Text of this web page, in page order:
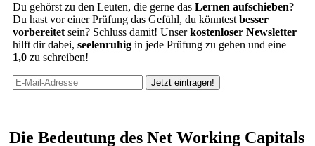
Du gehörst zu den Leuten, die gerne das Lernen aufschieben?
Du hast vor einer Prüfung das Gefühl, du könntest besser
vorbereitet sein? Schluss damit! Unserkostenloser Newsletter
hilft dir dabei, seelenruhig in jede Prüfung zu gehen und eine
1,0 zu schreiben!
Die Bedeutung des Net Working Capitals